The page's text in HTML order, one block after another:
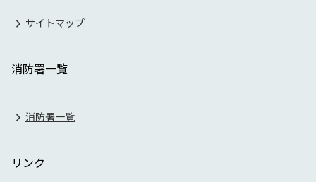
サイトマップ
消防署一覧
消防署一覧
リンク